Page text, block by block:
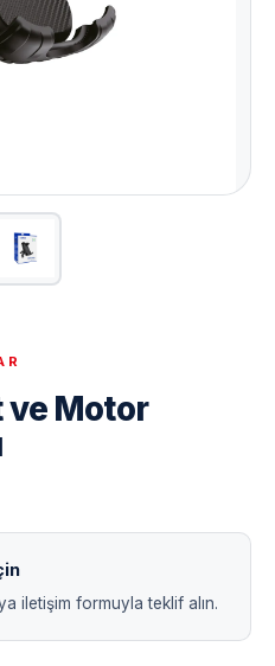
ve Motor
iletişim formuyla teklif alın.